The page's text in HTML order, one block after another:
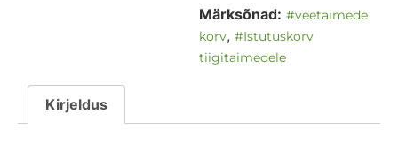
Märksõnad: #veetaimede
korv, #Istutuskorv
tiigitaimedele
Kirjeldus